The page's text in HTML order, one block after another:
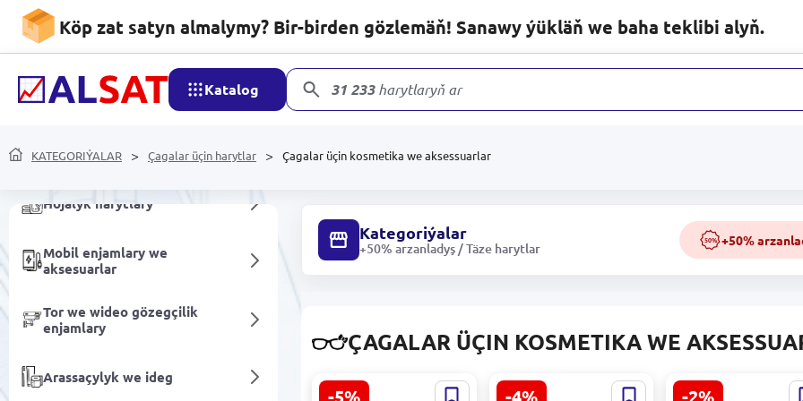
Köp zat satyn almalymy? Bir-birden gözlemäň! Sanawy ýükläň we baha teklibi alyň.
Katalog 31 233harytlaryň arasynda
KATEGORIÝALAR Çagalar üçin harytlar Çagalar üçin kosmetika we aksessuarlar
Programma üpjünçiligi
Azyk harytlary
Alkogolsyz içgiler
Hojalyk harytlary
Mobil enjamlary we
aksesuarlar
Tor we wideo gözegçilik
enjamlary
Arassaçylyk we ideg
Kategoriýalar
+50% arzanladyş / Täze harytlar
50% +50%
ÇAGALAR ÜÇIN KOSMETIKA WE